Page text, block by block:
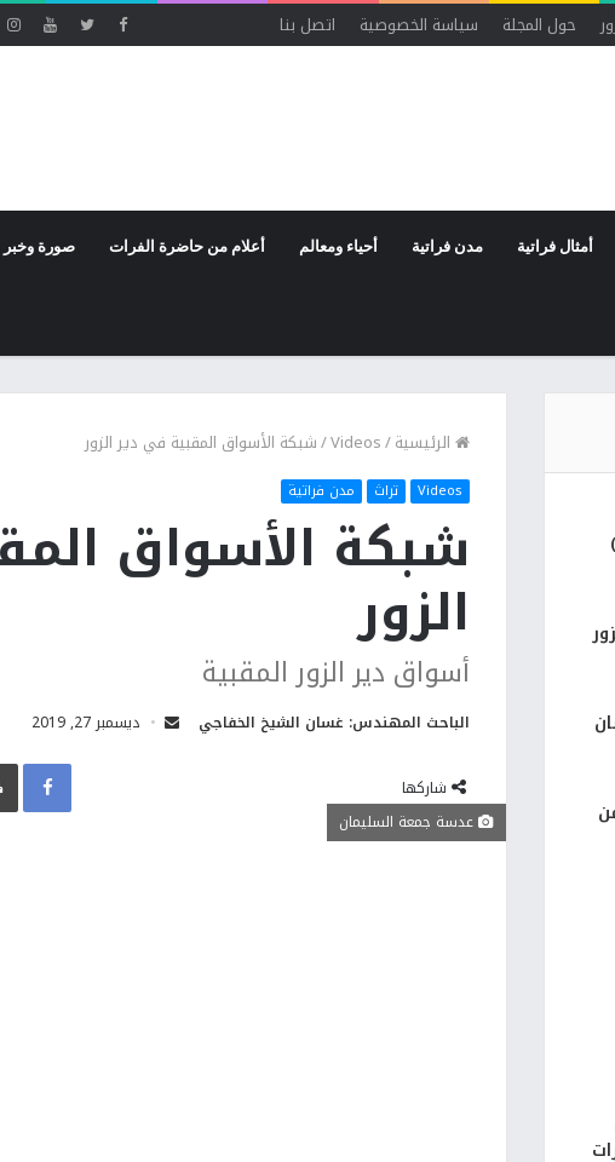
حول المجلة سياسة الخصوصية اتصل بنا
أمثال فراتية مدن فراتية أحياء ومعالم أعلام من حاضرة الفرات صورة وخبر
الرئيسية/
Videos
/شبكة الأسواق المقبية في دير الزور
Videos تراث مدن فراتية
شبكة الأسواق
الزور
أسواق دير الزور المقبية
الباحث المهندس: غسان الشيخ الخفاجي ديسمبر 27, 2019
شاركها
Facebook
عدسة جمعة السليمان
الكشفية(1938- 1958)